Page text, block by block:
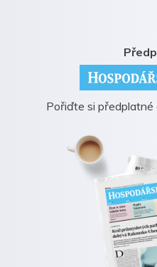
Pořiďte si předplatné